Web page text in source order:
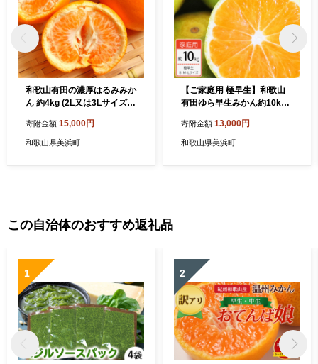
和歌山有田の濃厚はるみみか
ん 約4kg (2L又は3Lサイズ)
25年1月下旬～2月中旬頃に
順次発送予定 ※沖縄への配
寄附金額 15,000円
和歌山県美浜町
【ご家庭用 極早生】和歌山
有田ゆら早生みかん約10kg
※北海道・沖縄・離島への配
送不可 ※2024年10月中旬～
寄附金額 13,000円
和歌山県美浜町
この自治体のおすすめ返礼品
1 2